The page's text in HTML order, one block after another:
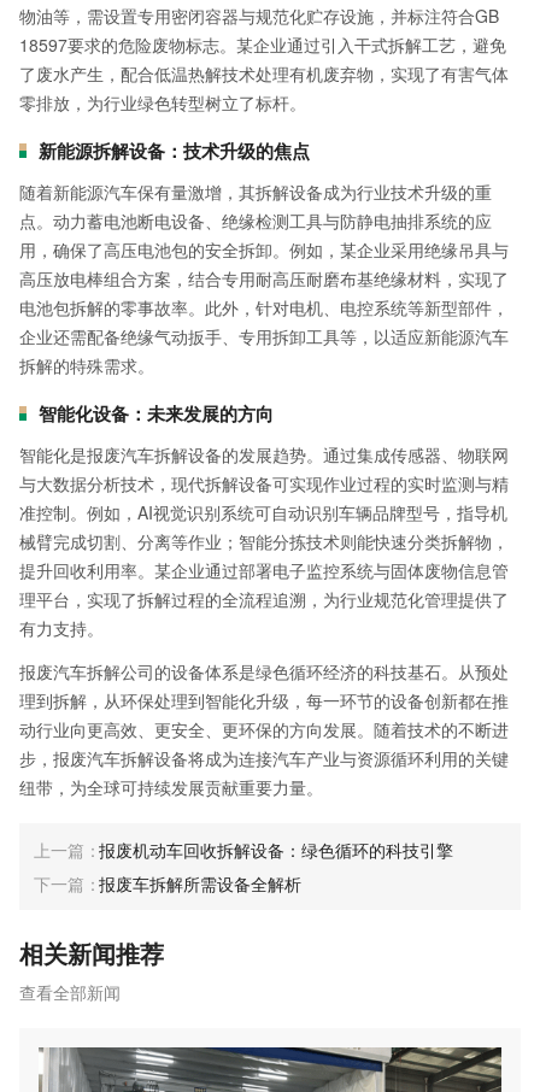
物油等，需设置专用密闭容器与规范化贮存设施，并标注符合GB
18597要求的危险废物标志。某企业通过引入干式拆解工艺，避免
了废水产生，配合低温热解技术处理有机废弃物，实现了有害气体
零排放，为行业绿色转型树立了标杆。
新能源拆解设备：技术升级的焦点
随着新能源汽车保有量激增，其拆解设备成为行业技术升级的重
点。动力蓄电池断电设备、绝缘检测工具与防静电抽排系统的应
用，确保了高压电池包的安全拆卸。例如，某企业采用绝缘吊具与
高压放电棒组合方案，结合专用耐高压耐磨布基绝缘材料，实现了
电池包拆解的零事故率。此外，针对电机、电控系统等新型部件，
企业还需配备绝缘气动扳手、专用拆卸工具等，以适应新能源汽车
拆解的特殊需求。
智能化设备：未来发展的方向
智能化是报废汽车拆解设备的发展趋势。通过集成传感器、物联网
与大数据分析技术，现代拆解设备可实现作业过程的实时监测与精
准控制。例如，AI视觉识别系统可自动识别车辆品牌型号，指导机
械臂完成切割、分离等作业；智能分拣技术则能快速分类拆解物，
提升回收利用率。某企业通过部署电子监控系统与固体废物信息管
理平台，实现了拆解过程的全流程追溯，为行业规范化管理提供了
有力支持。
报废汽车拆解公司的设备体系是绿色循环经济的科技基石。从预处
理到拆解，从环保处理到智能化升级，每一环节的设备创新都在推
动行业向更高效、更安全、更环保的方向发展。随着技术的不断进
步，报废汽车拆解设备将成为连接汽车产业与资源循环利用的关键
纽带，为全球可持续发展贡献重要力量。
报废机动车回收拆解设备：绿色循环的科技引擎
报废车拆解所需设备全解析
相关新闻推荐
查看全部新闻